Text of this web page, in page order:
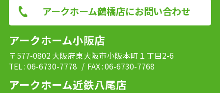
アークホーム鶴橋店にお問い合わせ
アークホーム小阪店
〒577-0802 大阪府東大阪市小阪本町１丁目2-6
TEL : 06-6730-7778 / FAX : 06-6730-7768
アークホーム近鉄八尾店